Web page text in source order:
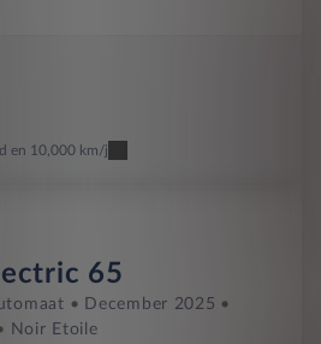
en 10,000 km/j
65
December 2025
Noir Etoile